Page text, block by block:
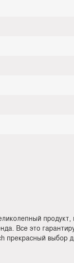
Все это
прекрасный выбор